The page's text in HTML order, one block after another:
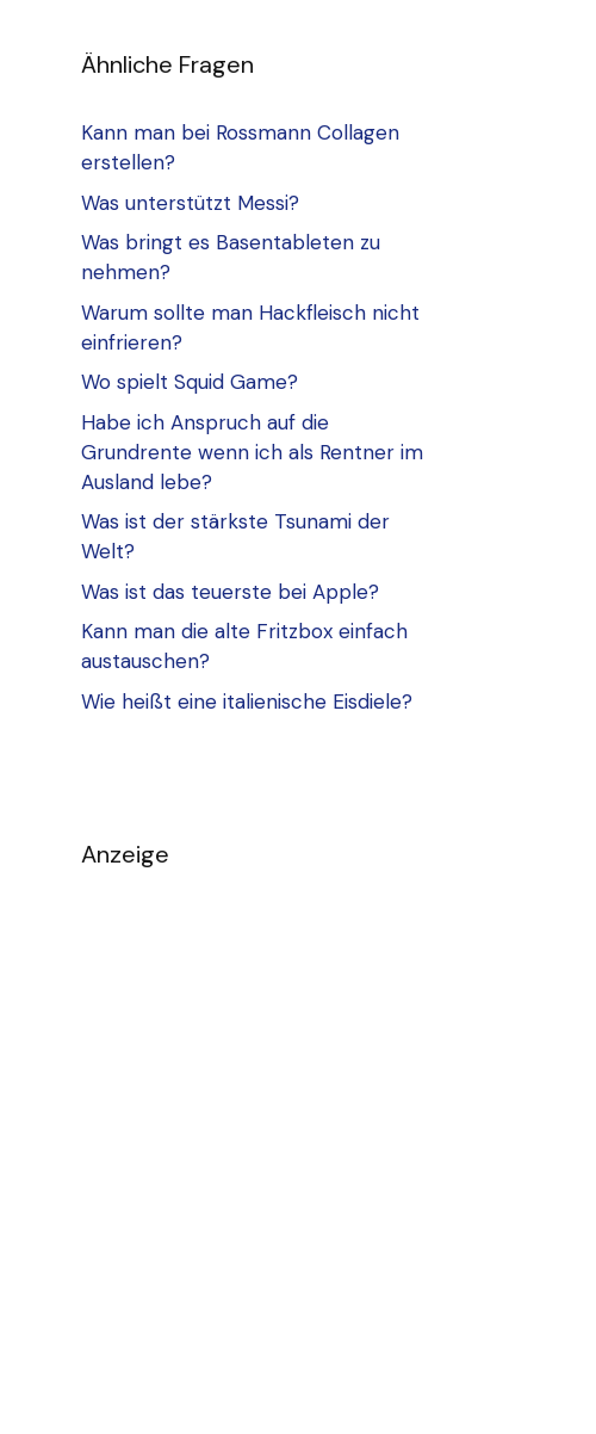
Ähnliche Fragen
Kann man bei Rossmann Collagen
erstellen?
Was unterstützt Messi?
Was bringt es Basentableten zu
nehmen?
Warum sollte man Hackfleisch nicht
einfrieren?
Wo spielt Squid Game?
Habe ich Anspruch auf die
Grundrente wenn ich als Rentner im
Ausland lebe?
Was ist der stärkste Tsunami der
Welt?
Was ist das teuerste bei Apple?
Kann man die alte Fritzbox einfach
austauschen?
Wie heißt eine italienische Eisdiele?
Anzeige